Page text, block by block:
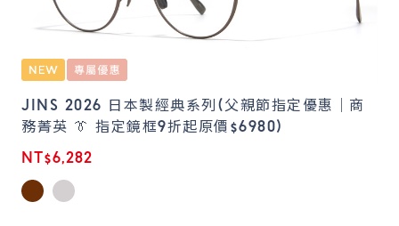
JINS 2026 日本製經典系列(父親節指定優惠｜商
務菁英 👔 指定鏡框9折起原價$6980)
NT$6,282